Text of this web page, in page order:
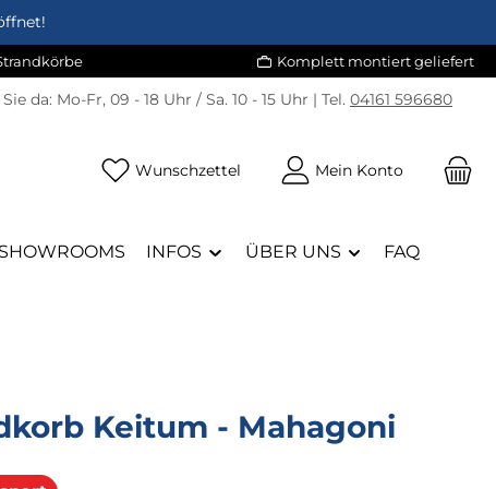
Komplett montiert geliefert
da: Mo-Fr, 09 - 18 Uhr / Sa. 10 - 15 Uhr | Tel. 04161 596680
Wunschzettel Du hast 0 Produkte auf dem
Mein Konto
SHOWROOMS INFOS ÜBER UNS FAQ
Keitum - Mahagoni